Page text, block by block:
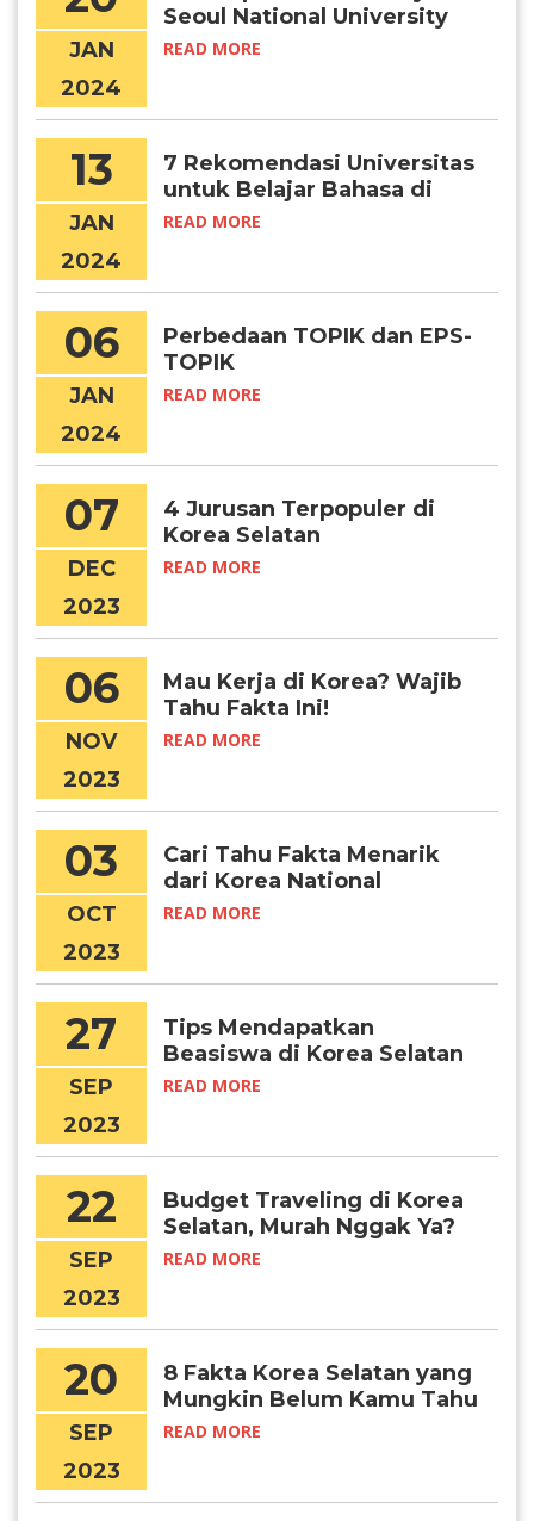
JAN
2024
Seoul National University
READ MORE
13
JAN
2024
7 Rekomendasi Universitas
untuk Belajar Bahasa di
Korea
READ MORE
06
JAN
2024
Perbedaan TOPIK dan EPS-
TOPIK
READ MORE
07
DEC
2023
4 Jurusan Terpopuler di
Korea Selatan
READ MORE
06
NOV
2023
Mau Kerja di Korea? Wajib
Tahu Fakta Ini!
READ MORE
03
OCT
2023
Cari Tahu Fakta Menarik
dari Korea National
Foundation Day
READ MORE
27
SEP
2023
Tips Mendapatkan
Beasiswa di Korea Selatan
Tahun 2024
READ MORE
22
SEP
2023
Budget Traveling di Korea
Selatan, Murah Nggak Ya?
READ MORE
20
SEP
2023
8 Fakta Korea Selatan yang
Mungkin Belum Kamu Tahu
READ MORE